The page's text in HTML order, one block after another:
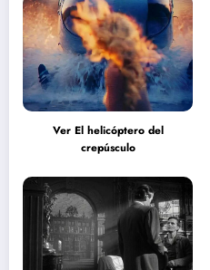
Ver El helicóptero del
crepúsculo